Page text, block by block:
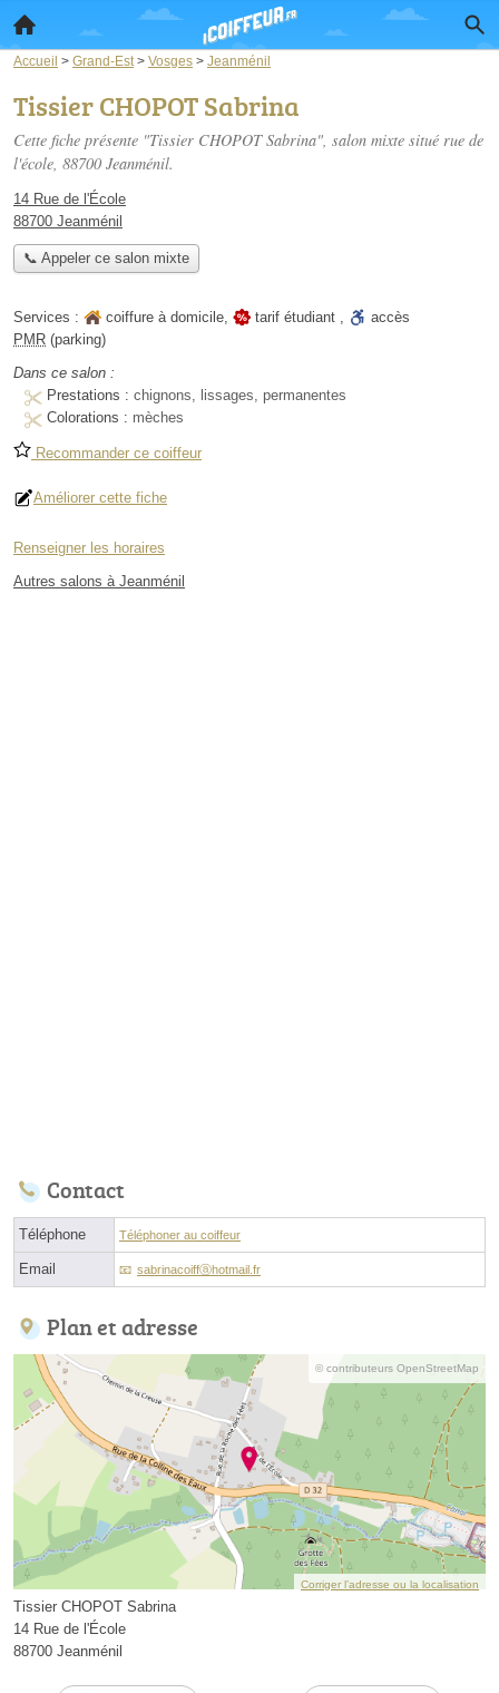
Accueil > Grand-Est > Vosges > Jeanménil
Tissier CHOPOT Sabrina
Cette fiche présente "Tissier CHOPOT Sabrina", salon mixte situé rue de
l'école, 88700 Jeanménil.
14 Rue de l'École
88700 Jeanménil
📞 Appeler ce salon mixte
Services : coiffure à domicile, tarif étudiant ,
accès
PMR (parking)
Dans ce salon :
Prestations : chignons, lissages, permanentes
Colorations : mèches
Recommander ce coiffeur
Améliorer cette fiche
Renseigner les horaires
Autres salons à Jeanménil
Contact
Téléphone Téléphoner au coiffeur
Email sabrinacoiffⓐhotmail.fr
Plan et adresse
© contributeurs OpenStreetMap
Corriger l’adresse ou la localisation
Tissier CHOPOT Sabrina
14 Rue de l'École
88700 Jeanménil